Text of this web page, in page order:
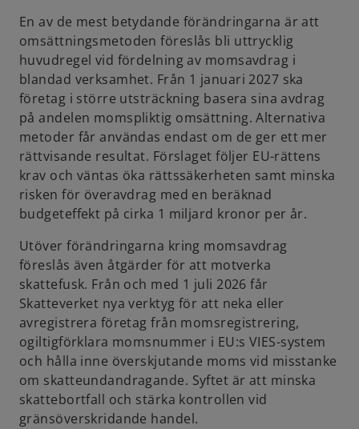
En av de mest betydande förändringarna är att
omsättningsmetoden föreslås bli uttrycklig
huvudregel vid fördelning av momsavdrag i
blandad verksamhet. Från 1 januari 2027 ska
företag i större utsträckning basera sina avdrag
på andelen momspliktig omsättning. Alternativa
metoder får användas endast om de ger ett mer
rättvisande resultat. Förslaget följer EU-rättens
krav och väntas öka rättssäkerheten samt minska
risken för överavdrag med en beräknad
budgeteffekt på cirka 1 miljard kronor per år.
Utöver förändringarna kring momsavdrag
föreslås även åtgärder för att motverka
skattefusk. Från och med 1 juli 2026 får
Skatteverket nya verktyg för att neka eller
avregistrera företag från momsregistrering,
ogiltigförklara momsnummer i EU:s VIES-system
och hålla inne överskjutande moms vid misstanke
om skatteundandragande. Syftet är att minska
skattebortfall och stärka kontrollen vid
gränsöverskridande handel.